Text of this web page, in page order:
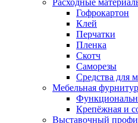
Расходные
Гофрокартон
Клей
Перчатки
Пленка
Скотч
Саморезы
Средства для
Мебельная
Крепёжная и
Выставочный